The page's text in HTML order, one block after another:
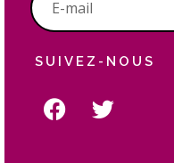
SUIVEZ-NOUS